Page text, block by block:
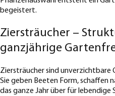
begeistert.
Ziersträucher –
ganzjährige
Ziersträucher sind unverzichtbare
Sie geben Beeten Form, schaffen
das ganze Jahr über für lebendige